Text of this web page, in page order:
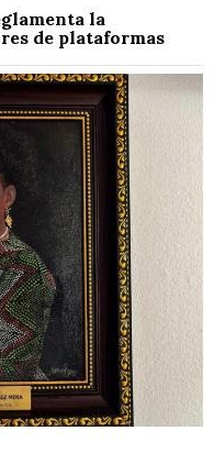
la
de plataformas